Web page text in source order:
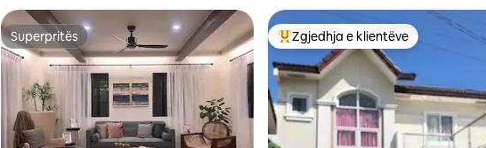
Superpritës
Superpritës Më të mirat e zgjedhjeve të klientëve
Zgjedhja e klientëve